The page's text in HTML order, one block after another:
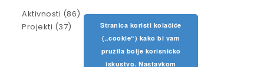
Aktivnosti (86)
Projekti (37)
Stranica koristi kolačiće
(„cookie“) kako bi vam
pružila bolje korisničko
iskustvo. Nastavkom